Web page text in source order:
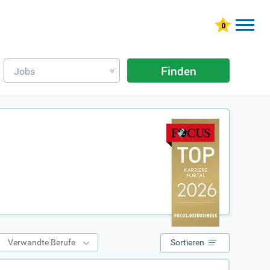
Jobs » Finden
Verwandte Berufe Sortieren